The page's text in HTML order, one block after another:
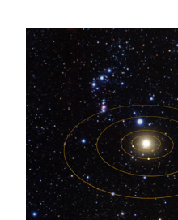
Fuat
Özyar